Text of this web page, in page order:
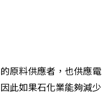
原料供應者，也供應電
此如果石化業能夠減少